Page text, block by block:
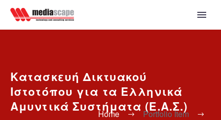
Κατασκευή Δικτυακού
Ιστοτόπου για τα Ελληνικά
Αμυντικά Συστήματα (Ε.Α.Σ.)
Home
Portfolio Item